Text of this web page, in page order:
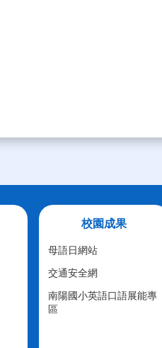
校園成果
母語日網站
交通安全網
南陽國小英語口語展能專
區